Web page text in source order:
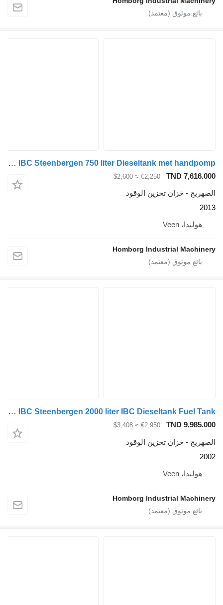
Kiwa IBC Steenbergen 750 liter Dieseltank met handpomp
TND
€2,250
≈ $2,600
تخزين الوقود
Homborg Industrial
Kiwa IBC Steenbergen 2000 liter IBC Dieseltank Fuel Tank
TND
€2,950
≈ $3,408
تخزين الوقود
Homborg Industrial